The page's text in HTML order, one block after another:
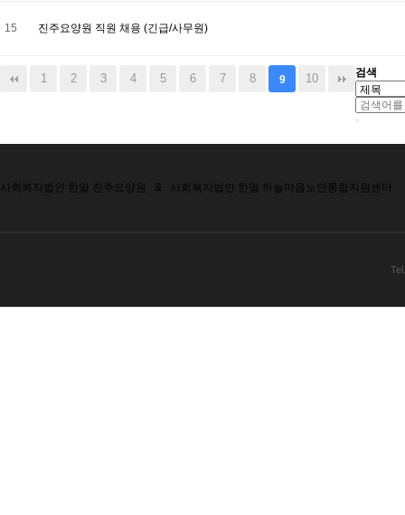
15 진주요양원 직원 채용 (긴급/사무원)
1 2 3 4 5 6 7 8 9 10 검색
사회복지법인 한얼 진주요양원 & 사회복지법인 한얼 하늘마음노인통합지원센터